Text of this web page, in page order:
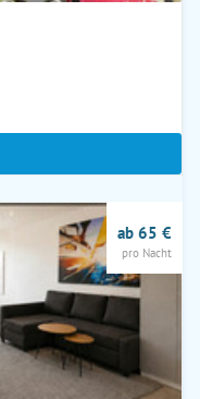
ab 65 €
pro Nacht